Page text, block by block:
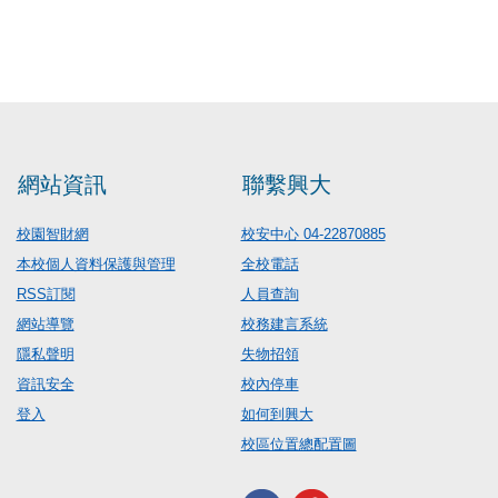
網站資訊
校園智財網
本校個人資料保護與管理
RSS訂閱
網站導覽
隱私聲明
資訊安全
登入
聯繫興大
校安中心 04-22870885
全校電話
人員查詢
校務建言系統
失物招領
校內停車
如何到興大
校區位置總配置圖